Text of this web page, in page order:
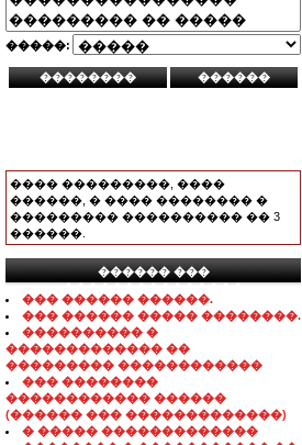
�����:
���� ���������, ����
������, � ���� �������� �
��������� ���������� �� 3
������.
������ ���
���������������
��� ������ ������.
��� ������ ����� ��������.
���������� �
������������� ��
��������� ������������
��� ��������
������������ ������
(������ ��� �������������)
� ����� �������������